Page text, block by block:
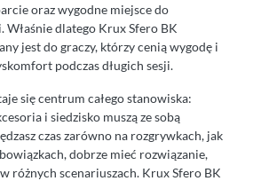
oraz wygodne miejsce do
Właśnie dlatego Krux Sfero BK
jest do graczy, którzy cenią wygodę i
podczas długich sesji.
się centrum całego stanowiska:
i siedzisko muszą ze sobą
czas zarówno na rozgrywkach, jak
dobrze mieć rozwiązanie,
różnych scenariuszach. Krux Sfero BK